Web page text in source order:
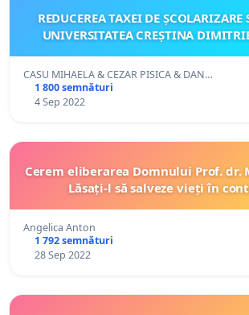
REDUCEREA TAXEI DE ȘCOLARIZARE
UNIVERSITATEA CREȘTINA
CASU MIHAELA & CEZAR PISICA & DAN…
1 800 semnături
4 Sep 2022
Cerem eliberarea Domnului Prof. dr.
Lăsați-l să salveze vieți în
Angelica Anton
1 792 semnături
28 Sep 2022